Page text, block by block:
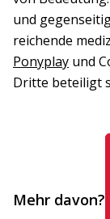
und
reichende
Ponyplay und
Dritte beteiligt
Mehr davon?